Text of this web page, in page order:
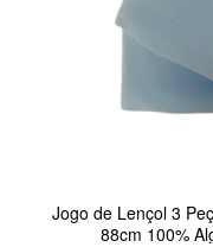
Jogo de Lençol 3
88cm 100%